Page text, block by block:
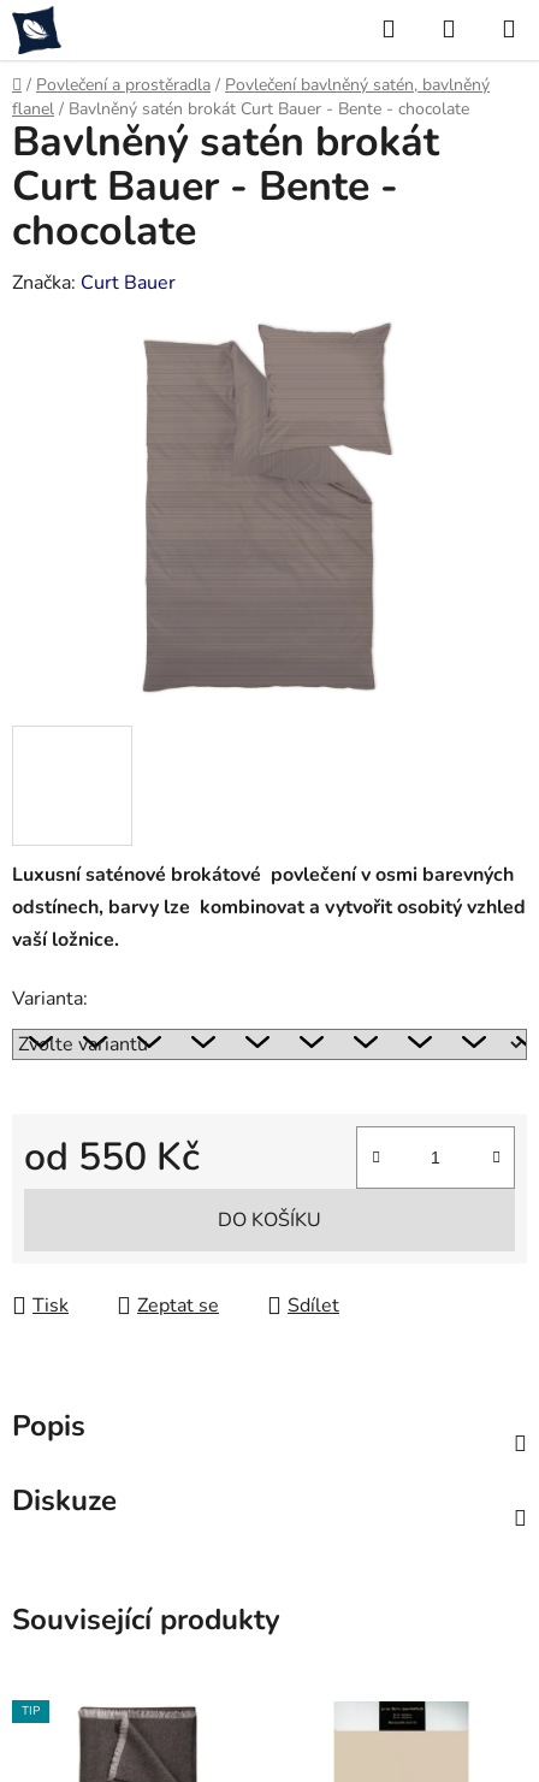
Přejít
na
obsah
Hledat
KOŠÍK
Domů
/ Povlečení a prostěradla / Povlečení bavlněný satén, bavlněný
flanel / Bavlněný satén brokát Curt Bauer - Bente - chocolate
Luxusní saténové brokátové povlečení v osmi barevných
odstínech, barvy lze kombinovat a vytvořit osobitý vzhled
vaší ložnice.
Varianta:
od 550 Kč
Měrná cena:
DO KOŠÍKU
Tisk Zeptat se Sdílet
Bavlněný satén brokát
Curt Bauer - Bente -
chocolate
Značka: Curt Bauer
Popis
Diskuze
Související produkty
TIP